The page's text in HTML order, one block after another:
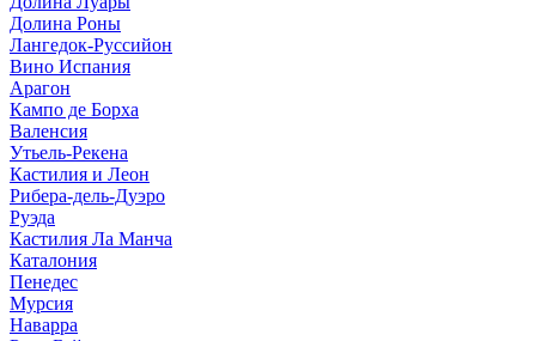
Долина Роны
Лангедок-Руссийон
Вино Испания
Арагон
Кампо де Борха
Валенсия
Утьель-Рекена
Кастилия и Леон
Рибера-дель-Дуэро
Руэда
Кастилия Ла Манча
Каталония
Пенедес
Мурсия
Наварра